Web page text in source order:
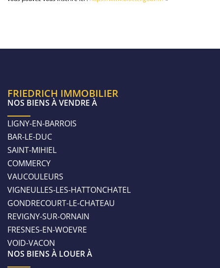
FRIEDRICH IMMOBILIER
NOS BIENS À VENDRE À
LIGNY-EN-BARROIS
BAR-LE-DUC
SAINT-MIHIEL
COMMERCY
VAUCOULEURS
VIGNEULLES-LES-HATTONCHATEL
GONDRECOURT-LE-CHATEAU
REVIGNY-SUR-ORNAIN
FRESNES-EN-WOEVRE
VOID-VACON
NOS BIENS À LOUER À